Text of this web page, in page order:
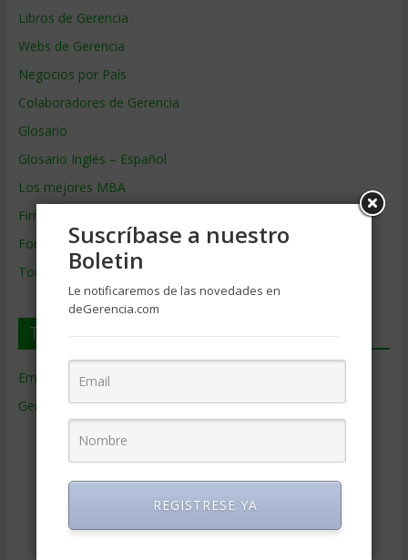
Libros de Gerencia
Webs de Gerencia
Negocios por País
Colaboradores de Gerencia
Glosario
Glosario Inglés – Español
Los mejores MBA
Firmas de Gerencia
Formación de Gerencia
Todos los Temas
Temas de Gerencia
Empresas de Gerencia
Gerencia(9.477)
Contabilidad(466)
Educacion Gerencial(454)
Estrategia Empresarial(304)
Suscríbase a nuestro
Boletin
Le notificaremos de las novedades en
deGerencia.com
REGISTRESE YA